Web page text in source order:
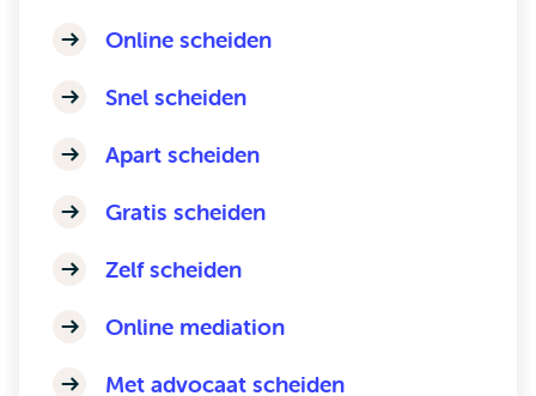
Online scheiden
Snel scheiden
Apart scheiden
Gratis scheiden
Zelf scheiden
Online mediation
Met advocaat scheiden